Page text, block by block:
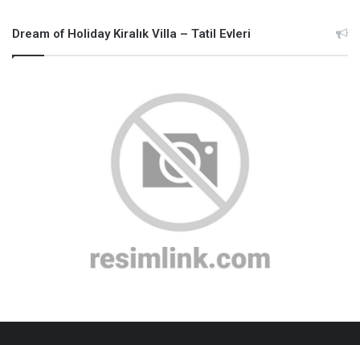
Dream of Holiday Kiralık Villa – Tatil Evleri